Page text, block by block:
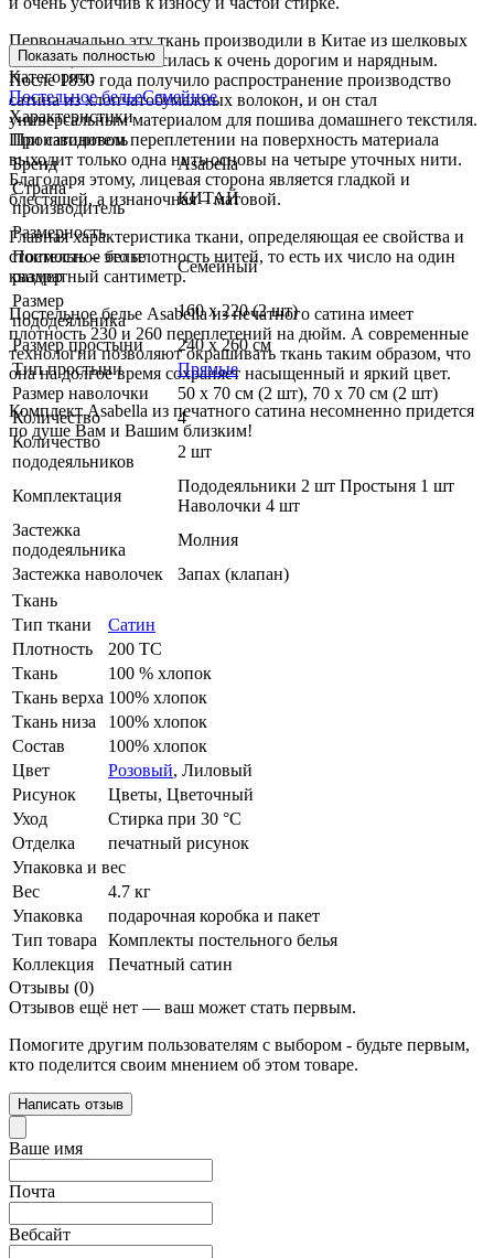
Первоначально эту ткань производили в Китае из шелковых
волокон, и она относилась к очень дорогим и нарядным.
После 1850 года получило распространение производство
сатина из хлопчатобумажных волокон, и он стал
универсальным материалом для пошива домашнего текстиля.
При сатиновом переплетении на поверхность материала
выходит только одна нить основы на четыре уточных нити.
Благодаря этому, лицевая сторона является гладкой и
блестящей, а изнаночная – матовой.
Главная характеристика ткани, определяющая ее свойства и
стоимость – это плотность нитей, то есть их число на один
квадратный сантиметр.
Постельное белье Asabella из печатного сатина имеет
плотность 230 и 260 переплетений на дюйм. А современные
технологии позволяют окрашивать ткань таким образом, что
она на долгое время сохраняет насыщенный и яркий цвет.
Комплект Asabella из печатного сатина несомненно придется
по душе Вам и Вашим близким!
Показать полностью
Категории:
Постельное бельеСемейное
Характеристики
Производитель
Бренд
Asabella
Страна
производитель
КИТАЙ
Размерность
Постельное белье
размер
Семейный
Размер
пододеяльника
160 х 220 (2 шт)
Размер простыни
240 х 260 см
Тип простыни
Прямые
Размер наволочки
50 х 70 см (2 шт), 70 х 70 см (2 шт)
Количество
4
Количество
пододеяльников
2 шт
Комплектация
Пододеяльники 2 шт Простыня 1 шт
Наволочки 4 шт
Застежка
пододеяльника
Молния
Застежка наволочек
Запах (клапан)
Ткань
Тип ткани
Сатин
Плотность
200 ТС
Ткань
100 % хлопок
Ткань верха 100% хлопок
Ткань низа
100% хлопок
Состав
100% хлопок
Цвет
Розовый, Лиловый
Рисунок
Цветы, Цветочный
Уход
Стирка при 30 °С
Отделка
печатный рисунок
Упаковка и вес
Вес
4.7 кг
Упаковка
подарочная коробка и пакет
Тип товара
Комплекты постельного белья
Коллекция
Печатный сатин
Отзывы (0)
Отзывов ещё нет — ваш может стать первым.
Помогите другим пользователям с выбором - будьте первым,
кто поделится своим мнением об этом товаре.
Написать отзыв
Ваше имя
Почта
Вебсайт